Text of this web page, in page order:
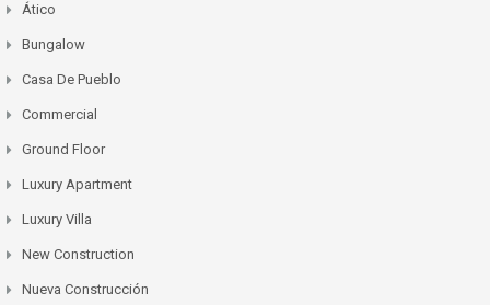
Ático
Bungalow
Casa De Pueblo
Commercial
Ground Floor
Luxury Apartment
Luxury Villa
New Construction
Nueva Construcción